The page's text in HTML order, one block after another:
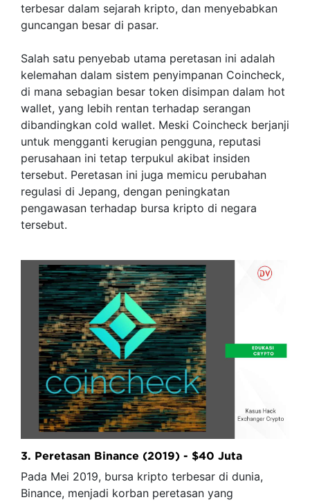
terbesar dalam sejarah kripto, dan menyebabkan
guncangan besar di pasar.
Salah satu penyebab utama peretasan ini adalah
kelemahan dalam sistem penyimpanan Coincheck,
di mana sebagian besar token disimpan dalam hot
wallet, yang lebih rentan terhadap serangan
dibandingkan cold wallet. Meski Coincheck berjanji
untuk mengganti kerugian pengguna, reputasi
perusahaan ini tetap terpukul akibat insiden
tersebut. Peretasan ini juga memicu perubahan
regulasi di Jepang, dengan peningkatan
pengawasan terhadap bursa kripto di negara
tersebut.
3. Peretasan Binance (2019) - $40 Juta
Pada Mei 2019, bursa kripto terbesar di dunia,
Binance, menjadi korban peretasan yang